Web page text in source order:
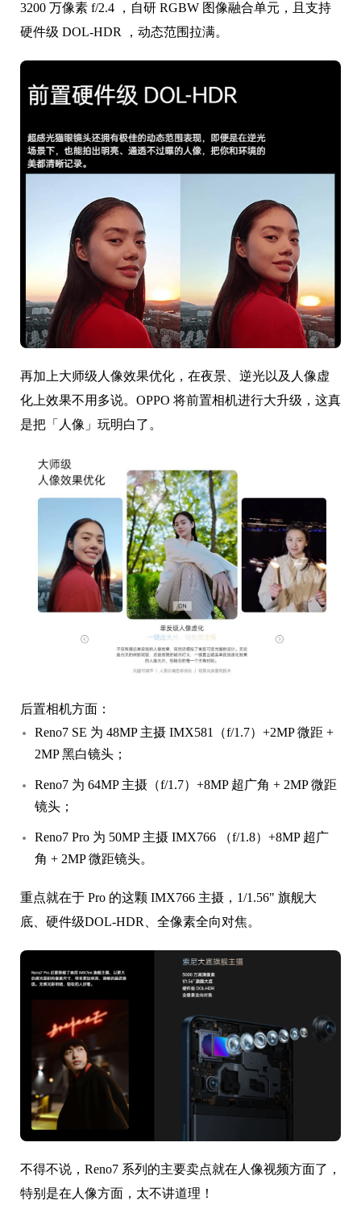
3200 万像素 f/2.4 ，自研 RGBW 图像融合单元，且支持
硬件级 DOL-HDR ，动态范围拉满。
再加上大师级人像效果优化，在夜景、逆光以及人像虚
化上效果不用多说。OPPO 将前置相机进行大升级，这真
是把「人像」玩明白了。
后置相机方面：
Reno7 SE 为 48MP 主摄 IMX581（f/1.7）+2MP 微距 +
2MP 黑白镜头；
Reno7 为 64MP 主摄（f/1.7）+8MP 超广角 + 2MP 微距
镜头；
Reno7 Pro 为 50MP 主摄 IMX766 （f/1.8）+8MP 超广
角 + 2MP 微距镜头。
重点就在于 Pro 的这颗 IMX766 主摄，1/1.56" 旗舰大
底、硬件级DOL-HDR、全像素全向对焦。
不得不说，Reno7 系列的主要卖点就在人像视频方面了，
特别是在人像方面，太不讲道理！